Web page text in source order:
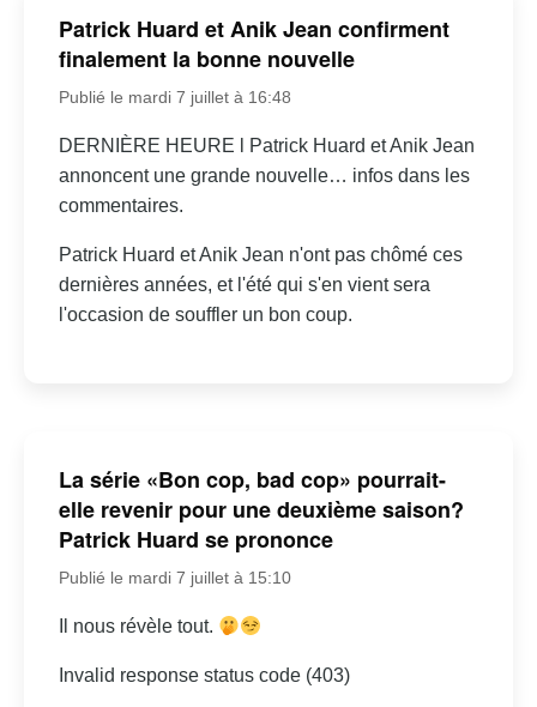
Patrick Huard et Anik Jean confirment
finalement la bonne nouvelle
Publié le mardi 7 juillet à 16:48
DERNIÈRE HEURE l Patrick Huard et Anik Jean
annoncent une grande nouvelle… infos dans les
commentaires.
Patrick Huard et Anik Jean n'ont pas chômé ces
dernières années, et l'été qui s'en vient sera
l'occasion de souffler un bon coup.
La série «Bon cop, bad cop» pourrait-
elle revenir pour une deuxième saison?
Patrick Huard se prononce
Publié le mardi 7 juillet à 15:10
Il nous révèle tout.
Invalid response status code (403)